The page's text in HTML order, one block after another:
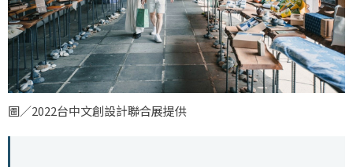
圖／2022台中文創設計聯合展提供